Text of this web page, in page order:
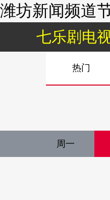
潍坊新闻频道
七乐剧电
热门
周一